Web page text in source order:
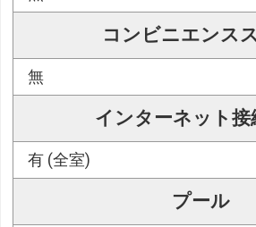
コンビニエンス
無
インターネット接
有 (全室)
プール